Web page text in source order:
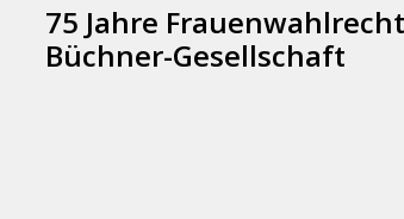
75 Jahre
Büchner-Gesellschaft